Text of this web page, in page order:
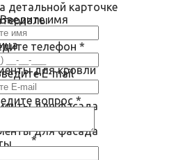
детальной карточке
Введите имя
телефон *
E-mail
вопрос *
*
для кровли
для фасада
для фасада